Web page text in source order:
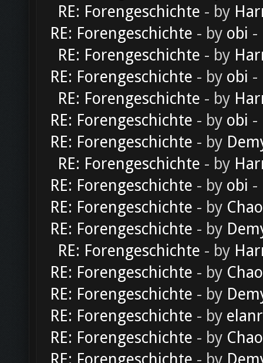
RE: Forengeschichte - by
RE: Forengeschichte - by obi -
RE: Forengeschichte - by
RE: Forengeschichte - by obi -
RE: Forengeschichte - by
RE: Forengeschichte - by obi -
RE: Forengeschichte - by
RE: Forengeschichte - by
RE: Forengeschichte - by obi -
RE: Forengeschichte - by
RE: Forengeschichte - by
RE: Forengeschichte - by
RE: Forengeschichte - by
RE: Forengeschichte - by
RE: Forengeschichte - by
RE: Forengeschichte - by